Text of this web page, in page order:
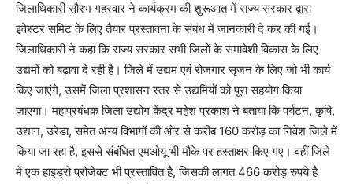
जिलाधिकारी सौरभ गहरवार ने कार्यक्रम की शुरूआत में राज्य सरकार द्वारा
इंवेस्टर समिट के लिए तैयार प्रस्तावना के संबंध में जानकारी दे कर की गई।
जिलाधिकारी ने कहा कि राज्य सरकार सभी जिलों के समावेशी विकास के लिए
उद्यमों को बढ़ावा दे रही है। जिले में उद्यम एवं रोजगार सृजन के लिए जो भी कार्य
किए जाएंगे, उसमें जिला प्रशासन स्तर से उद्यमियों को पूरा सहयोग किया
जाएगा। महाप्रबंधक जिला उद्योग केंद्र महेश प्रकाश ने बताया कि पर्यटन, कृषि,
उद्यान, उरेडा, समेत अन्य विभागों की ओर से करीब 160 करोड़ का निवेश जिले में
किया जा रहा है, इससे संबंधित एमओयू भी मौके पर हस्ताक्षर किए गए। वहीं जिले
में एक हाइड्रो प्रोजेक्ट भी प्रस्तावित है, जिसकी लागत 466 करोड़ रुपये है